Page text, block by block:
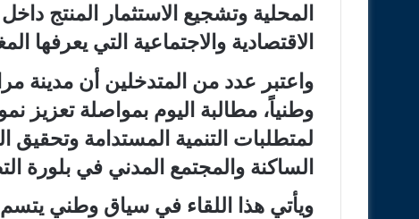
المحلية وتشجيع الاستثمار المنتج
الاقتصادية والاجتماعية التي يعرفها
واعتبر عدد من المتدخلين أن مدينة
وطنياً، مطالبة اليوم بمواصلة تعزيز
لمتطلبات التنمية المستدامة وتحقيق
الساكنة والمجتمع المدني في بلورة
ويأتي هذا اللقاء في سياق وطني